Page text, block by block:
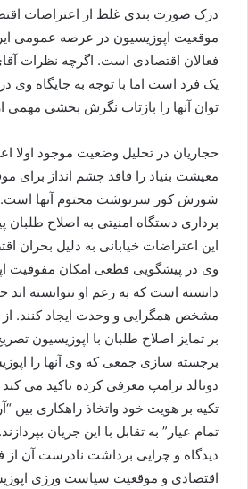
موقعیت اپوزیسیون در عرصه عمومی
فعالان اقتصادی است. اگرچه نظرات
یک فرد است اما با توجه به جایگاه وی
توان آنها را بازتاب نگرش بخشی مهمی
حجاریان در تحلیل وضعیت موجود اولا
معیشت بنیاد را فاقد چشم انداز برای
شورش کور سرنوشت محتوم آنها است.
برداری دستگاه امنیتی به اصلاح طلبان
این اعتراضات خیابانی به دلیل بحران
وی در پیشگویی قطعی امکان مفوقیت
دانسته است که به زعم او نتوانسته اند
مشخص همگرایی و وحدت ایجاد کنند.
بر تمایز اصلاح طلبان با اپوزیسیون
برجسته سازی جمعی که وی آنها را
دونالد ترامپ معرفی کرده تاکید می
تکیه بر هویت خود واتخاذ راهکاری بین
تمام عیار” به تقابل با این جریان
دیدگاه و چرایی برداشت نادرست آن از
اقتصادی و موقعیت سیاست ورزی